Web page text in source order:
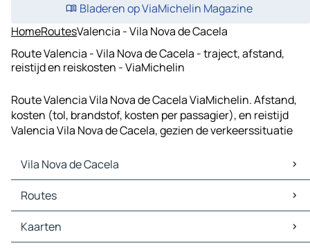
Bladeren op ViaMichelin Magazine
HomeRoutesValencia - Vila Nova de Cacela
Route Valencia - Vila Nova de Cacela - traject, afstand,
reistijd en reiskosten - ViaMichelin
Route Valencia Vila Nova de Cacela ViaMichelin. Afstand,
kosten (tol, brandstof, kosten per passagier), en reistijd
Valencia Vila Nova de Cacela, gezien de verkeerssituatie
Vila Nova de Cacela
Vila Nova de Cacela Kaarten
Vila Nova de Cacela Verkeer
Vila Nova de Cacela Hotels
Vila Nova de Cacela Restaurants
Routes
Routes Vila Nova de Cacela - Vila Real de Santo António
Routes Vila Nova de Cacela - Tavira
Kaarten